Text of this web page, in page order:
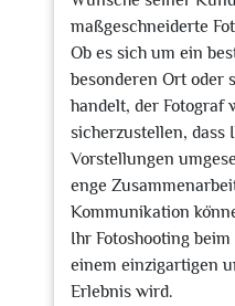
maßgeschneiderte
Ob es sich um ein
besonderen Ort oder
handelt, der Fotograf
sicherzustellen, dass
Vorstellungen
enge
Kommunikation
Ihr Fotoshooting
einem einzigartigen
Erlebnis wird.